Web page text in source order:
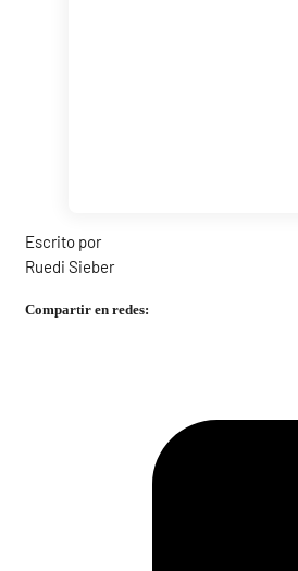
Escrito por
Ruedi Sieber
Compartir en redes: